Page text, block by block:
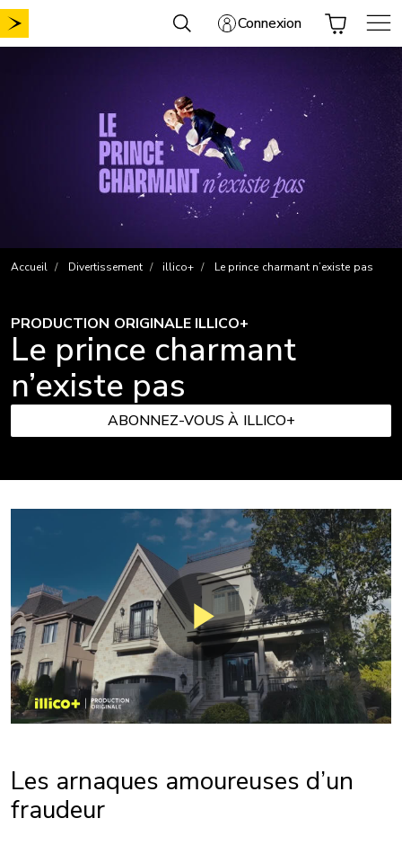
Aller
au
Connexion
Accueil Divertissement illico+ Le prince charmant n’existe pas
PRODUCTION ORIGINALE ILLICO+
Le prince charmant
n’existe pas
ABONNEZ-VOUS À ILLICO+
Les arnaques amoureuses d’un
fraudeur